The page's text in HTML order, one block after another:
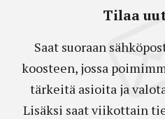
Tilaa
Saat suoraan
koosteen, jossa
tärkeitä asioita ja
Lisäksi saat viikottain